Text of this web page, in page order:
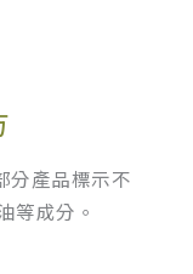
分產品標示不
等成分。